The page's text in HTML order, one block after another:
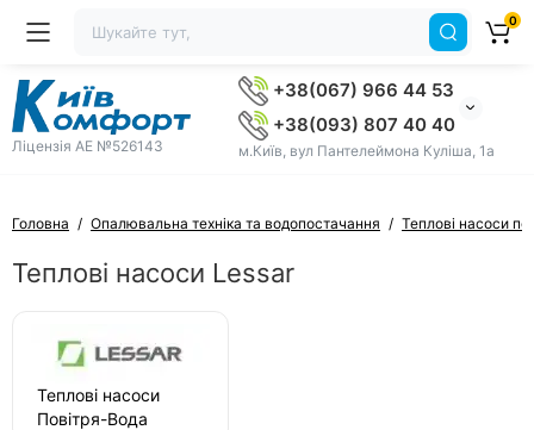
Ліцензія AE №526143
+38(067) 966 44 53
+38(093) 807 40 40
м.Київ, вул Пантелеймона Куліша, 1а
0
Головна Опалювальна техніка та водопостачання Теплові насоси
Теплові насоси Lessar
Теплові насоси
Повітря-Вода